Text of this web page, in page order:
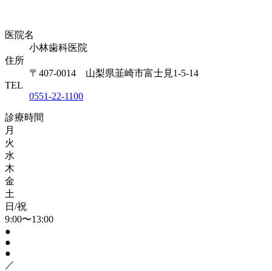
医院名
小林歯科医院
住所
〒407-0014 山梨県韮崎市富士見1-5-14
TEL
0551-22-1100
診療時間
月
火
水
木
金
土
日/祝
9:00〜13:00
●
●
●
／